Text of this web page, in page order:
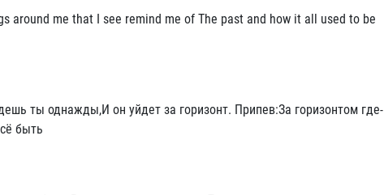
around me that I see remind me of The past and how it all used to be
ты однажды,И он уйдет за горизонт. Припев:За горизонтом где-
быть